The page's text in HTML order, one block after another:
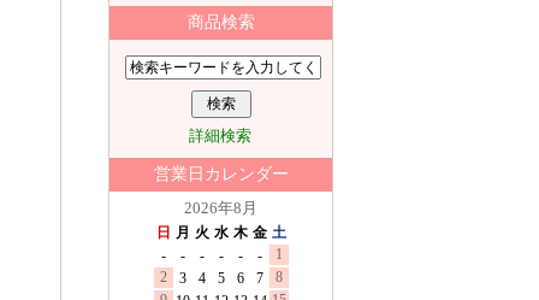
商品検索
詳細検索
営業日カレンダー
2026年8月
日 月 火 水 木 金 土
-
- - - - -
1
2
3 4 5 6 7
8